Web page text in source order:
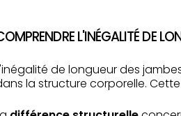
L'INÉGALITÉ DE
de longueur des
la structure corporelle.